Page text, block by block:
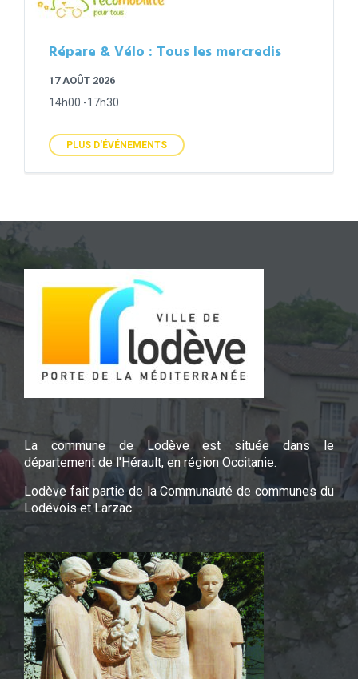
Répare & Vélo : Tous les mercredis
17 AOÛT 2026
14h00 -17h30
PLUS D'ÉVÉNEMENTS
La commune de Lodève est située dans le
département de l'Hérault, en région Occitanie.
Lodève fait partie de la Communauté de communes du
Lodévois et Larzac.